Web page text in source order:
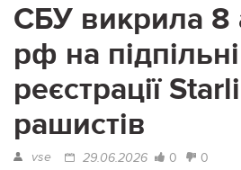
СБУ викрила 8
рф на
реєстрації
рашистів
vse 29.06.2026 0 0